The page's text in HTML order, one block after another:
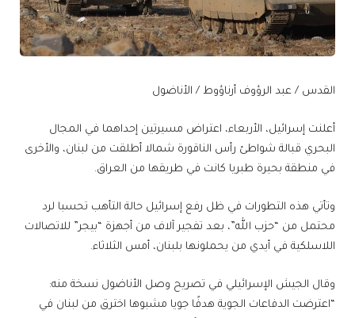
القدس / عبد الرؤوف أرناؤوط / الأناضول
أعلنت إسرائيل، الأربعاء، اعتراض مسيرتين إحداهما في المجال
البحري قبالة شواطئ رأس الناقورة شمالا أطلقت من لبنان، والأخرى
في منطقة بحيرة طبريا كانت في طريقها من العراق.
وتأتي هذه التطورات في ظل رفع إسرائيل حالة التأهب تحسبا لرد
محتمل من “حزب الله”، بعد تفجير آلاف من أجهزة “بيجر” للاتصالات
اللاسلكية في أيدي من يحملونها بلبنان، أمس الثلاثاء.
وقال الجيش الإسرائيلي في تصريح وصل الأناضول نسخة منه:
“اعترضت الدفاعات الجوية هدفًا جويا مشبوها اخترق من لبنان في